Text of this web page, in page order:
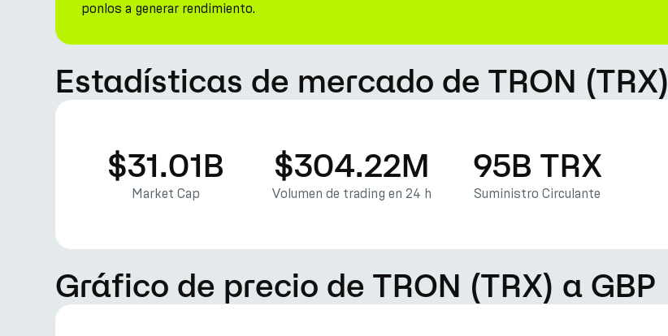
ponlos a generar rendimiento.
Estadísticas de mercado de TRON (TRX)
$31.01B
Market Cap
$304.22M
Volumen de trading en 24 h
95B TRX
Suministro Circulante
Gráfico de precio de TRON (TRX) a GBP